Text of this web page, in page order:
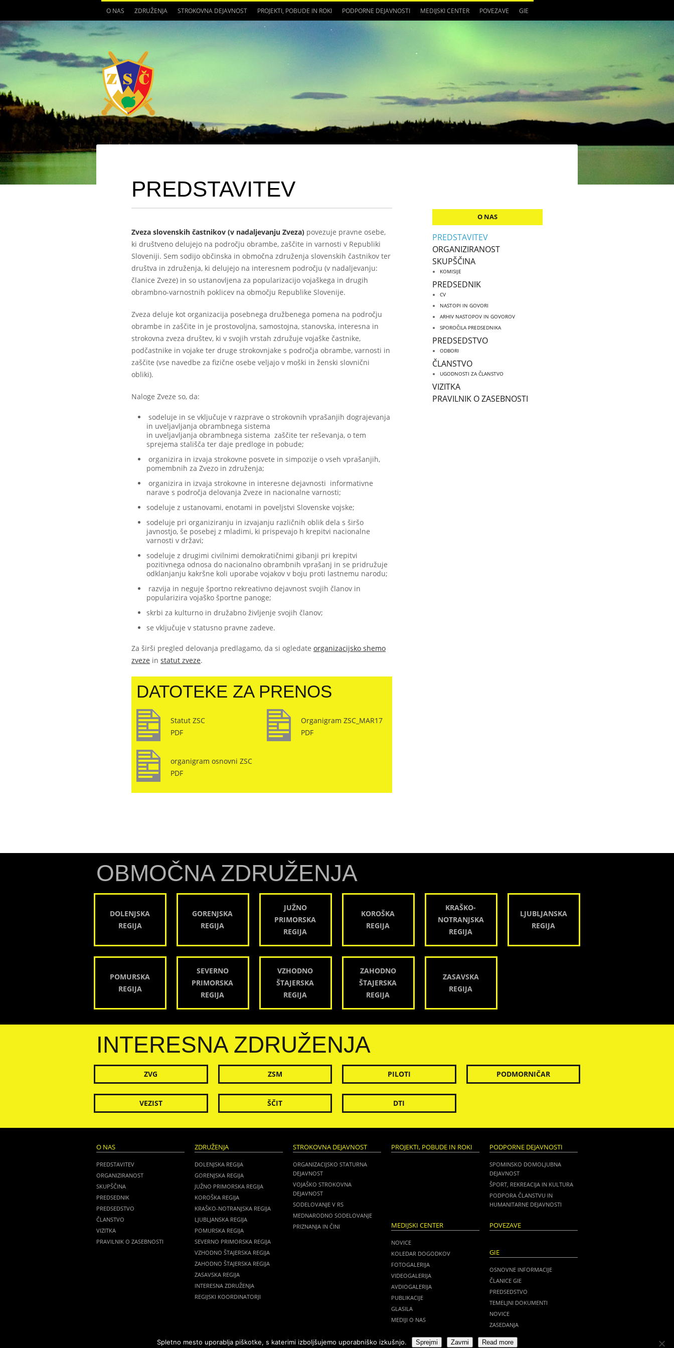
O NAS ZDRUŽENJA STROKOVNA DEJAVNOST PROJEKTI, POBUDE IN ROKI PODPORNE DEJAVNOSTI MEDIJSKI CENTER POVEZAVE GIE
PREDSTAVITEV
Zveza slovenskih častnikov (v nadaljevanju Zveza) povezuje pravne osebe,
ki društveno delujejo na področju obrambe, zaščite in varnosti v Republiki
Sloveniji. Sem sodijo občinska in območna združenja slovenskih častnikov ter
društva in združenja, ki delujejo na interesnem področju (v nadaljevanju:
članice Zveze) in so ustanovljena za popularizacijo vojaškega in drugih
obrambno-varnostnih poklicev na območju Republike Slovenije.
Zveza deluje kot organizacija posebnega družbenega pomena na področju
obrambe in zaščite in je prostovoljna, samostojna, stanovska, interesna in
strokovna zveza društev, ki v svojih vrstah združuje vojaške častnike,
podčastnike in vojake ter druge strokovnjake s področja obrambe, varnosti in
zaščite (vse navedbe za fizične osebe veljajo v moški in ženski slovnični
obliki).
Naloge Zveze so, da:
sodeluje in se vključuje v razprave o strokovnih vprašanjih dograjevanja
in uveljavljanja obrambnega sistema
in uveljavljanja obrambnega sistema zaščite ter reševanja, o tem
sprejema stališča ter daje predloge in pobude;
organizira in izvaja strokovne posvete in simpozije o vseh vprašanjih,
pomembnih za Zvezo in združenja;
organizira in izvaja strokovne in interesne dejavnosti informativne
narave s področja delovanja Zveze in nacionalne varnosti;
sodeluje z ustanovami, enotami in poveljstvi Slovenske vojske;
sodeluje pri organiziranju in izvajanju različnih oblik dela s širšo
javnostjo, še posebej z mladimi, ki prispevajo h krepitvi nacionalne
varnosti v državi;
sodeluje z drugimi civilnimi demokratičnimi gibanji pri krepitvi
pozitivnega odnosa do nacionalno obrambnih vprašanj in se pridružuje
odklanjanju kakršne koli uporabe vojakov v boju proti lastnemu narodu;
razvija in neguje športno rekreativno dejavnost svojih članov in
popularizira vojaško športne panoge;
skrbi za kulturno in družabno življenje svojih članov;
se vključuje v statusno pravne zadeve.
Za širši pregled delovanja predlagamo, da si ogledate organizacijsko shemo
zveze in statut zveze.
DATOTEKE ZA PRENOS
Statut ZSC
PDF
Organigram ZSC_MAR17
PDF
organigram osnovni ZSC
PDF
O NAS
PREDSTAVITEV
ORGANIZIRANOST
SKUPŠČINA
KOMISIJE
PREDSEDNIK
CV
NASTOPI IN GOVORI
ARHIV NASTOPOV IN GOVOROV
SPOROČILA PREDSEDNIKA
PREDSEDSTVO
ODBORI
ČLANSTVO
UGODNOSTI ZA ČLANSTVO
VIZITKA
PRAVILNIK O ZASEBNOSTI
OBMOČNA ZDRUŽENJA
DOLENJSKA
REGIJA
GORENJSKA
REGIJA
JUŽNO
PRIMORSKA
REGIJA
KOROŠKA
REGIJA
KRAŠKO-
NOTRANJSKA
REGIJA
LJUBLJANSKA
REGIJA
POMURSKA
REGIJA
SEVERNO
PRIMORSKA
REGIJA
VZHODNO
ŠTAJERSKA
REGIJA
ZAHODNO
ŠTAJERSKA
REGIJA
ZASAVSKA
REGIJA
INTERESNA ZDRUŽENJA
ZVG ZSM PILOTI PODMORNIČAR
VEZIST ŠČIT DTI
O NAS
PREDSTAVITEV
ORGANIZIRANOST
SKUPŠČINA
PREDSEDNIK
PREDSEDSTVO
ČLANSTVO
VIZITKA
PRAVILNIK O ZASEBNOSTI
ZDRUŽENJA
DOLENJSKA REGIJA
GORENJSKA REGIJA
JUŽNO PRIMORSKA REGIJA
KOROŠKA REGIJA
KRAŠKO-NOTRANJSKA REGIJA
LJUBLJANSKA REGIJA
POMURSKA REGIJA
SEVERNO PRIMORSKA REGIJA
VZHODNO ŠTAJERSKA REGIJA
ZAHODNO ŠTAJERSKA REGIJA
ZASAVSKA REGIJA
INTERESNA ZDRUŽENJA
REGIJSKI KOORDINATORJI
STROKOVNA DEJAVNOST
ORGANIZACIJSKO STATURNA
DEJAVNOST
VOJAŠKO STROKOVNA
DEJAVNOST
SODELOVANJE V RS
MEDNARODNO SODELOVANJE
PRIZNANJA IN ČINI
PROJEKTI, POBUDE IN ROKI PODPORNE DEJAVNOSTI
SPOMINSKO DOMOLJUBNA
DEJAVNOST
ŠPORT, REKREACIJA IN KULTURA
PODPORA ČLANSTVU IN
HUMANITARNE DEJAVNOSTI
MEDIJSKI CENTER
NOVICE
KOLEDAR DOGODKOV
FOTOGALERIJA
VIDEOGALERIJA
AVDIOGALERIJA
PUBLIKACIJE
GLASILA
MEDIJI O NAS
POVEZAVE
GIE
OSNOVNE INFORMACIJE
ČLANICE GIE
PREDSEDSTVO
TEMELJNI DOKUMENTI
NOVICE
ZASEDANJA
ZVEZA SLOVENSKIH ČASTNIKOV
Spletno mesto uporablja piškotke, s katerimi izboljšujemo uporabniško izkušnjo. Sprejmi Zavrni Read more